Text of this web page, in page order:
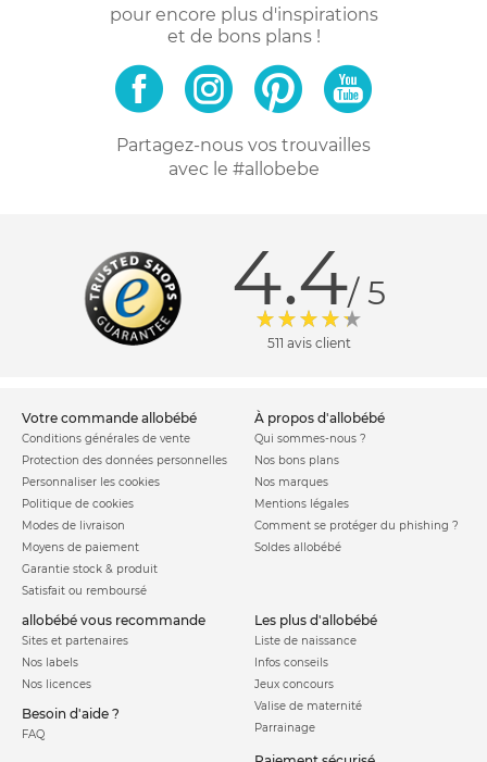
pour encore plus d'inspirations
et de bons plans !
Partagez-nous vos trouvailles
avec le #allobebe
4.4/ 5
511 avis client
votre commande allobébé
Conditions générales de vente
Protection des données personnelles
Personnaliser les cookies
Politique de cookies
Modes de livraison
Moyens de paiement
Garantie stock & produit
Satisfait ou remboursé
à propos d'allobébé
Qui sommes-nous ?
Nos bons plans
Nos marques
Mentions légales
Comment se protéger du phishing ?
Soldes allobébé
allobébé vous recommande
Sites et partenaires
Nos labels
Nos licences
Besoin d'aide ?
FAQ
les plus d'allobébé
Liste de naissance
Infos conseils
Jeux concours
Valise de maternité
Parrainage